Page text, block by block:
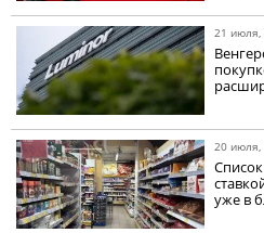
21 июля,
20 июля,
уже в